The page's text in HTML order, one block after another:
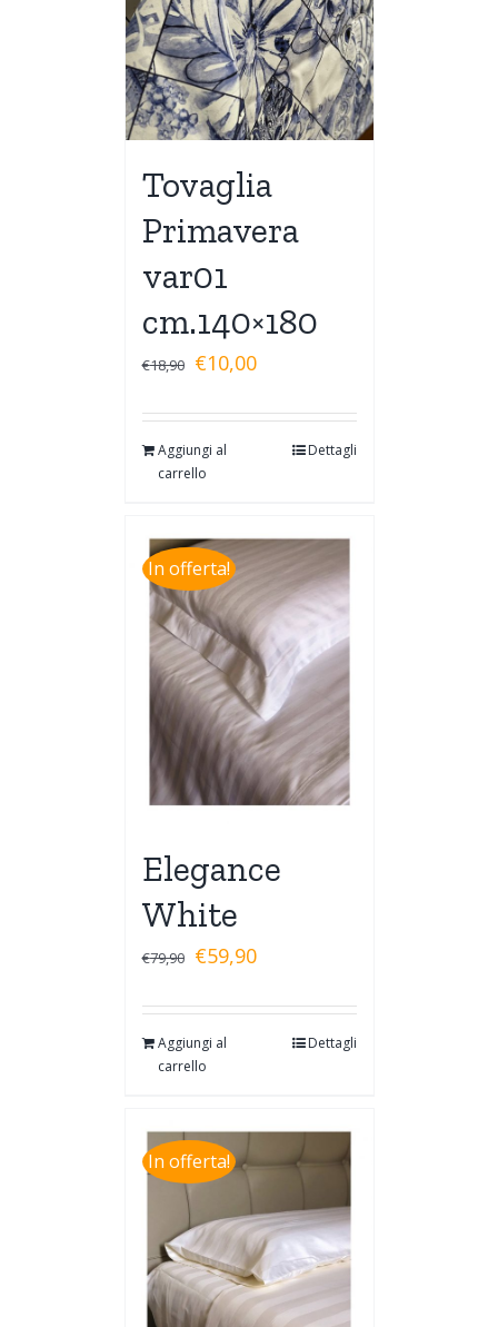
Tovaglia
Primavera
var01
cm.140×180
€18,90 €10,00
Aggiungi al
carrello
Dettagli
In offerta!
Elegance
White
€79,90 €59,90
Aggiungi al
carrello
Dettagli
In offerta!